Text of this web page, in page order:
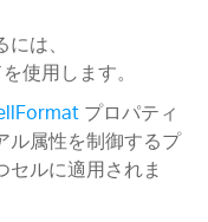
は、
使用します。
プロパティ
属性を制御するプ
ルに適用されま